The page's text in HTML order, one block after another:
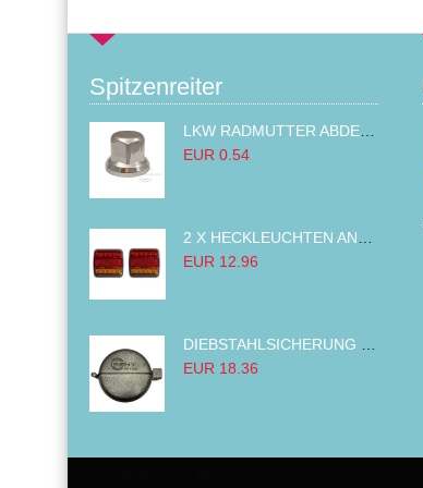
Spitzenreiter
LKW RADMUTTER ABDECKKAPPEN SECHSKANT KAPPEN FELGEN BOLZENABDECKUNGEN CHROM 32MM
EUR 0.54
EUR 12.96
EUR 18.36